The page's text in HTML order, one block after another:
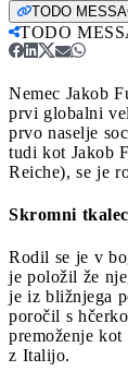
TODO
TODO
Nemec Jakob
prvi globalni
prvo naselje
tudi kot Jakob
Reiche), se je
Skromni
Rodil se je v
je položil že
je iz bližnjega
poročil s
premoženje kot
z Italijo.